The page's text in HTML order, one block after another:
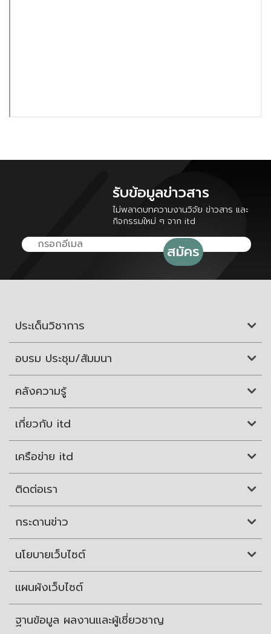
รับข้อมูลข่าวสาร
ไม่พลาดบทความงานวิจัย ข่าวสาร และ
กิจกรรมใหม่ ๆ จาก itd
ประเด็นวิชาการ
อบรม ประชุม/สัมมนา
คลังความรู้
เกี่ยวกับ itd
เครือข่าย itd
ติดต่อเรา
กระดานข่าว
นโยบายเว็บไซต์
แผนผังเว็บไซต์
ฐานข้อมูล ผลงานและผู้เชี่ยวชาญ